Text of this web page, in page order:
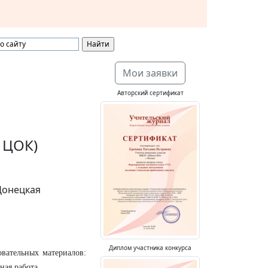
ЦОК)
материалов:
Мои заявки
Авторский сертификат
Диплом участника конкурса